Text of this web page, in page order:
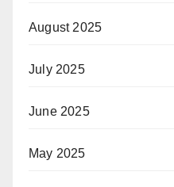
August 2025
July 2025
June 2025
May 2025